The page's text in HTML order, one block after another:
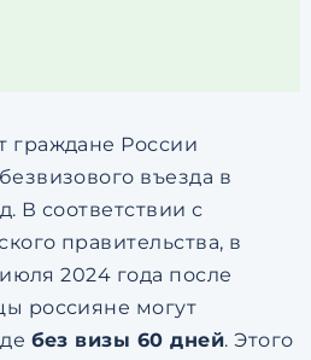
граждане России
въезда в
В соответствии с
правительства, в
2024 года после
россияне могут
без визы 60 дней. Этого